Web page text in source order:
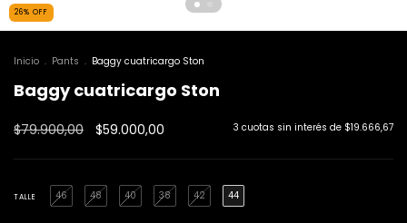
26% OFF
Inicio . Pants . Baggy cuatricargo Ston
Baggy cuatricargo Ston
$79.900,00 $59.000,00 3 cuotas sin interés de $19.666,67
TALLE 46 48 40 38 42 44